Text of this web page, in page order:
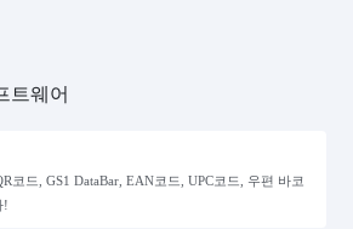
트웨어
코드, GS1 DataBar, EAN코드, UPC코드, 우편 바코
!